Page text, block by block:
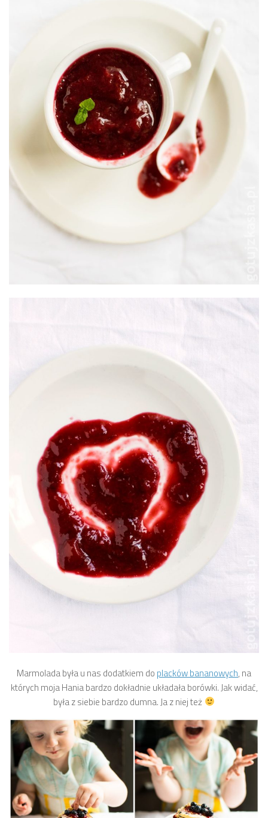
Marmolada była u nas dodatkiem do placków bananowych, na
których moja Hania bardzo dokładnie układała borówki. Jak widać,
była z siebie bardzo dumna. Ja z niej też